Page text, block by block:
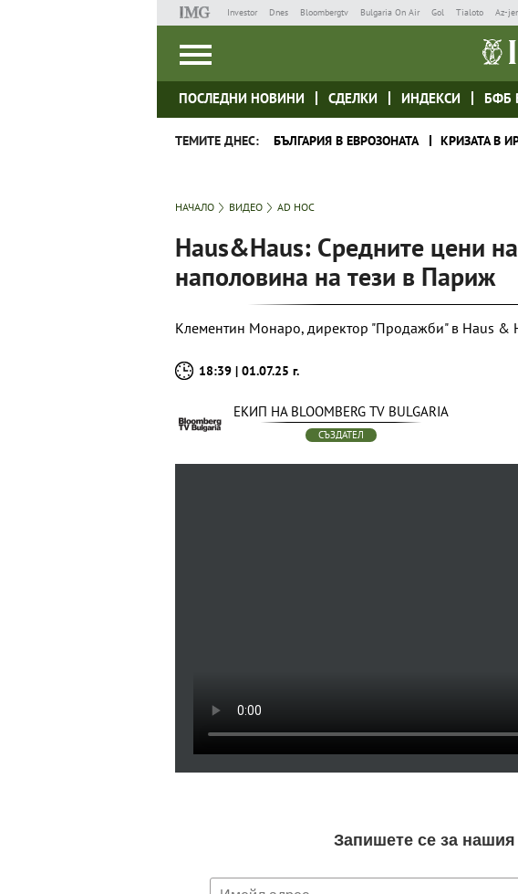
Investor Dnes Bloombergtv Bulgaria On Air Gol Tialoto Az-
ПОСЛЕДНИ НОВИНИ СДЕЛКИ ИНДЕКСИ БФБ
ТЕМИТЕ ДНЕС: БЪЛГАРИЯ В ЕВРОЗОНАТА КРИЗАТА В
НАЧАЛО ВИДЕО AD HOC
Haus&Haus: Средните цени
наполовина на тези в Париж
Клементин Монаро, директор "Продажби" в Haus &
18:39 | 01.07.25 г.
ЕКИП НА BLOOMBERG TV BULGARIA
СЪЗДАТЕЛ